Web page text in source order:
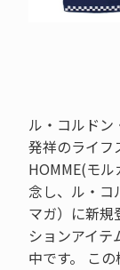
ル・コルドン
発祥のライフ
HOMME(モ
念し、ル・コ
マガ）に新規
ションアイ
中です。 こ